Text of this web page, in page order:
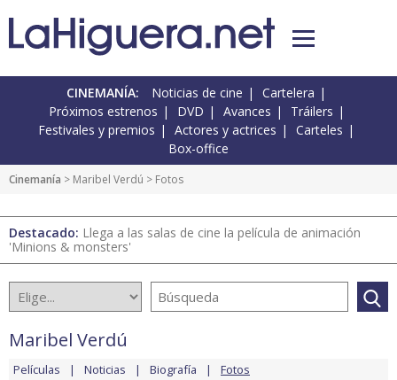
CINEMANÍA: Noticias de cine
Cartelera
Próximos estrenos
DVD Avances
Tráilers
Festivales y premios
Actores y actrices
Carteles
Box-office
Cinemanía > Maribel Verdú > Fotos
Destacado: Llega a las salas de cine la película de animación
'Minions & monsters'
Maribel Verdú
Películas Noticias Biografía Fotos